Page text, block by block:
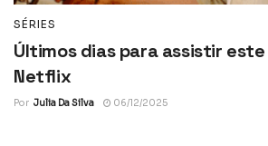
SÉRIES
Últimos dias para assistir
Netflix
Por Julia Da Silva 06/12/2025